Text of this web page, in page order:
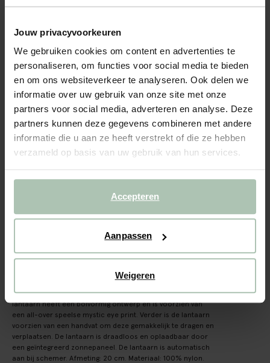
Jouw privacyvoorkeuren
We gebruiken cookies om content en advertenties te
personaliseren, om functies voor social media te bieden
en om ons websiteverkeer te analyseren. Ook delen we
informatie over uw gebruik van onze site met onze
partners voor social media, adverteren en analyse. Deze
partners kunnen deze gegevens combineren met andere
informatie die u aan ze heeft verstrekt of die ze hebben
verzameld op basis van uw gebruik van hun services.
Accepteren
Aanpassen
Weigeren
Groene lampion met mystic eye print small
14.9911.99
Gekozen maat: Onesize
Levertijd: 0 werkdag(en)
IN WINKELMAND
Snelle levering
Groene lampion met mystic eye print van Sissy-Boy. De
lantaarn heeft een bolvormig ontwerp en is voorzien van
een all-over speelse mystic eye print. Verder is de lantaarn
voorzien van een handvat om deze gemakkelijk te dragen en
verplaatsen. De lantaarn is draadloos en oplaadbaar door
een geïntegreerd zonnepaneel. De lantaarn is automatisch
aan bij schemer. Afmeting: 20 cm. Materiaal: 100% nylon.